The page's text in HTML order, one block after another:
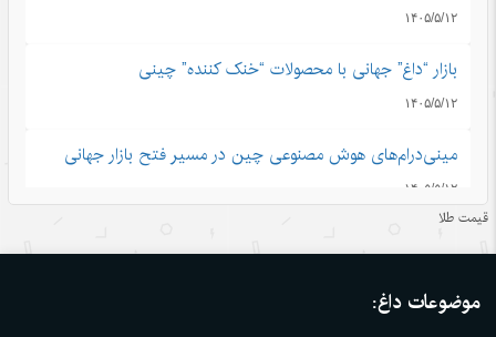
۱۴۰۵/۵/۱۲
بازار “داغ” جهانی با محصولات “خنک کننده” چینی
۱۴۰۵/۵/۱۲
مینی‌درام‌های هوش مصنوعی چین در مسیر فتح بازار جهانی
۱۴۰۵/۵/۱۲
قیمت طلا
موضوعات داغ: